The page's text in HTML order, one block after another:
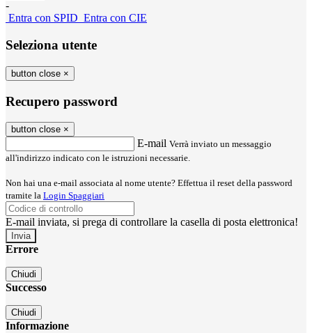
-
Entra con SPID Entra con CIE
Seleziona utente
button close ×
Recupero password
button close ×
E-mail Verrà inviato un messaggio
all'indirizzo indicato con le istruzioni necessarie.
Non hai una e-mail associata al nome utente? Effettua il reset della password
tramite la Login Spaggiari
E-mail inviata, si prega di controllare la casella di posta elettronica!
Errore
Chiudi
Successo
Chiudi
Informazione